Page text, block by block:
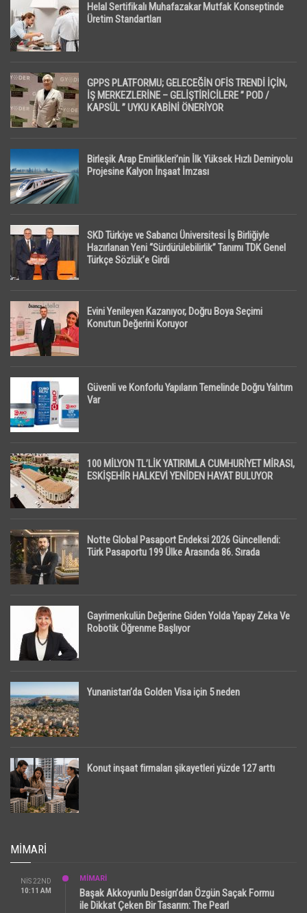
Helal Sertifikalı Muhafazakar Mutfak Konseptinde
Üretim Standartları
GPPS PLATFORMU; GELECEĞİN OFİS TRENDİ İÇİN,
İŞ MERKEZLERİNE – GELİŞTİRİCİLERE ” POD /
KAPSÜL ” UYKU KABİNİ ÖNERİYOR
Birleşik Arap Emirlikleri’nin İlk Yüksek Hızlı Demiryolu
Projesine Kalyon İnşaat İmzası
SKD Türkiye ve Sabancı Üniversitesi İş Birliğiyle
Hazırlanan Yeni “Sürdürülebilirlik” Tanımı TDK Genel
Türkçe Sözlük’e Girdi
Evini Yenileyen Kazanıyor, Doğru Boya Seçimi
Konutun Değerini Koruyor
Güvenli ve Konforlu Yapıların Temelinde Doğru Yalıtım
Var
100 MİLYON TL’LİK YATIRIMLA CUMHURİYET MİRASI,
ESKİŞEHİR HALKEVİ YENİDEN HAYAT BULUYOR
Notte Global Pasaport Endeksi 2026 Güncellendi:
Türk Pasaportu 199 Ülke Arasında 86. Sırada
Gayrimenkulün Değerine Giden Yolda Yapay Zeka Ve
Robotik Öğrenme Başlıyor
Yunanistan’da Golden Visa için 5 neden
Konut inşaat firmaları şikayetleri yüzde 127 arttı
MIMARI
NIS 22ND
10:11 AM
MİMARİ
Başak Akkoyunlu Design’dan Özgün Saçak Formu
ile Dikkat Çeken Bir Tasarım: The Pearl